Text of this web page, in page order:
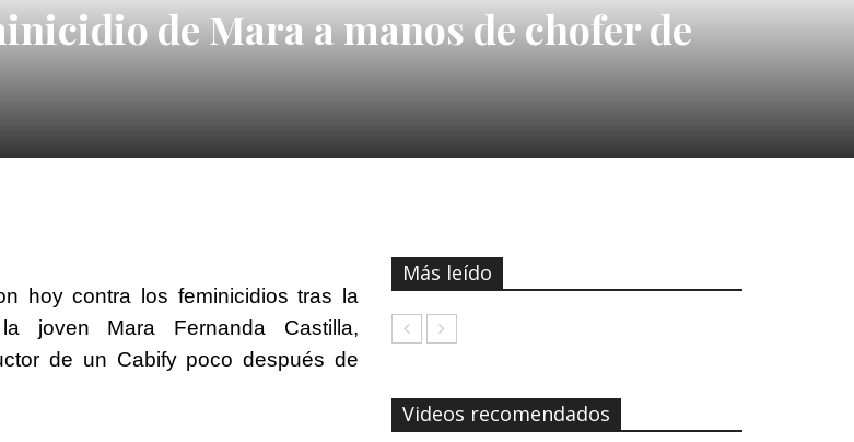
de Mara a manos de chofer de
hoy contra los feminicidios tras la
joven Mara Fernanda Castilla,
de un Cabify poco después de
Más leído
Videos recomendados